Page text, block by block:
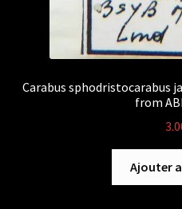
Carabus sphodristocarabus
from
Ajouter